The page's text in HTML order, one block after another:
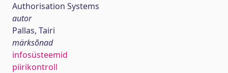
Authorisation Systems
autor
Pallas, Tairi
märksõnad
infosüsteemid
piirikontroll